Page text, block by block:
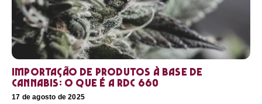
Importação de produtos à base de
cannabis: o que é a RDC 660
17 de agosto de 2025